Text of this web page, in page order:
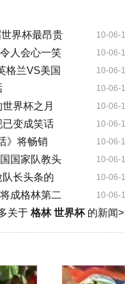
10-06-
界杯最昂贵
10-06-
人会心一笑
10-06-
格兰VS美国
10-06-
10-06-
界杯之月
10-06-
变成笑话
10-06-
》将畅销
10-06-
国家队教头
10-06-
长头条的
10-06-
成格林第二
关于 格林 世界杯的新闻